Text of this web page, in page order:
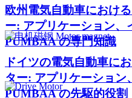
欧州電気自動車におけ
ー: アプリケーション、
PUMBAA の専門知識
ドイツの電気自動車に
ター: アプリケーショ
PUMBAA の先駆的役割